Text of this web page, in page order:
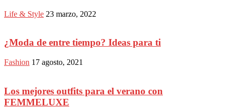
Life & Style 23 marzo, 2022
¿Moda de entre tiempo? Ideas para ti
Fashion 17 agosto, 2021
Los mejores outfits para el verano con
FEMMELUXE